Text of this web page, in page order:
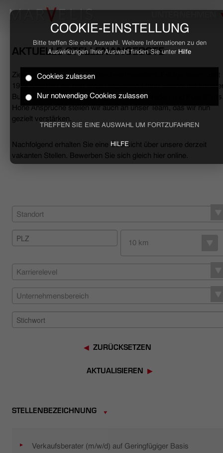
COOKIE-EINSTELLUNG
Bitte treffen Sie eine Auswahl. Weitere Informationen zu den
Auswirkungen Ihrer Auswahl finden Sie unter Hilfe
Cookies zulassen
Nur notwendige Cookies zulassen
TREFFEN SIE EINE AUSWAHL UM FORTZUFAHREN
HILFE
HOME
BUSINESS
UNTERNEHMEN
NACHHALTIGKEIT
HÄNDLERSUCHE
AKTUELLE STELLENANGEBOTE
Ziele erreichen, Herausforderungen meistern, Erfolge feiern. Seit
1994 begleiten wir den anspruchsvollen Mann sowohl mit
Business- als auch mit lässigen Casual-Hemden und Polo-
Hohe Ansprüche stellen wir auch an unser Team, das wir nun
gezielt verstärken.
Nachfolgend erhalten Sie eine Übersicht über unsere derzeit
vakanten Stellen. Bewerben Sie sich gleich hier online.
Standort
10 km
Karrierelevel
Unternehmensbereich
ZURÜCKSETZEN
AKTUALISIEREN
STELLENBEZEICHNUNG
Verkaufsberater (m/w/d) auf Geringfügiger Basis